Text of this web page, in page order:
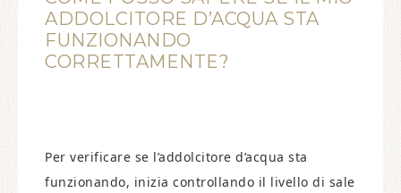
ADDOLCITORE D’ACQUA STA
FUNZIONANDO
CORRETTAMENTE?
Per verificare se l’addolcitore d’acqua sta
funzionando, inizia controllando il livello di sale